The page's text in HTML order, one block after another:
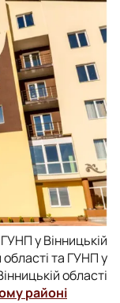
у Вінницькій
та ГУНП у
області
районі